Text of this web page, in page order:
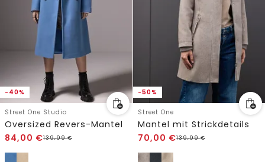
-40%
Street One Studio
Oversized Revers-Mantel
84,00 €139,99€
-50%
Street One
Mantel mit Strickdetails
70,00 €139,99€